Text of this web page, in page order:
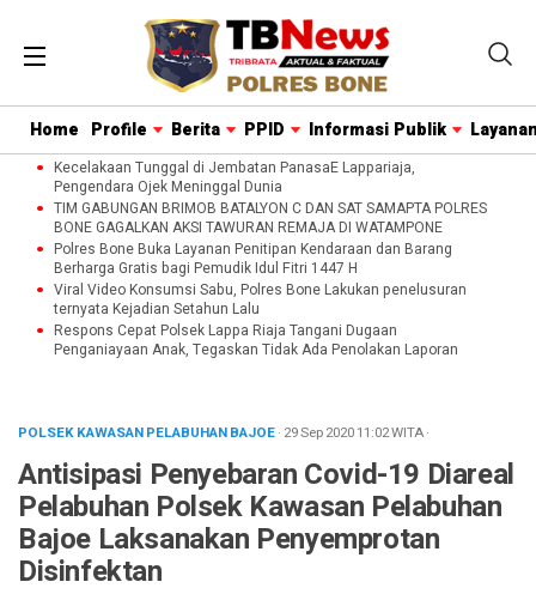
Home Profile Berita PPID Informasi Publik
Kecelakaan Tunggal di Jembatan PanasaE Lappariaja,
Pengendara Ojek Meninggal Dunia
TIM GABUNGAN BRIMOB BATALYON C DAN SAT SAMAPTA POLRES
BONE GAGALKAN AKSI TAWURAN REMAJA DI WATAMPONE
Polres Bone Buka Layanan Penitipan Kendaraan dan Barang
Berharga Gratis bagi Pemudik Idul Fitri 1447 H
Viral Video Konsumsi Sabu, Polres Bone Lakukan penelusuran
ternyata Kejadian Setahun Lalu
Respons Cepat Polsek Lappa Riaja Tangani Dugaan
Penganiayaan Anak, Tegaskan Tidak Ada Penolakan Laporan
POLSEK KAWASAN PELABUHAN BAJOE· 29 Sep 202011:02WITA·
Antisipasi Penyebaran Covid-19 Diareal
Pelabuhan Polsek Kawasan Pelabuhan
Bajoe Laksanakan Penyemprotan
Disinfektan